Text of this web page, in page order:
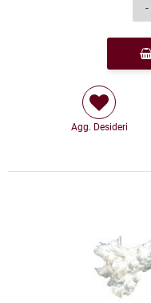
Agg. Desideri